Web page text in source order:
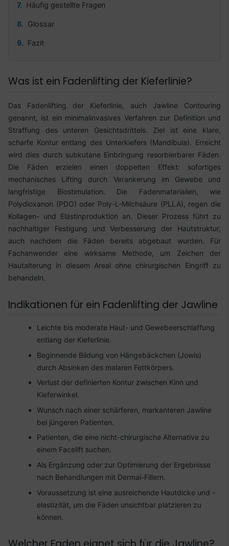
Häufig gestellte Fragen
Glossar
Fazit
Was ist ein Fadenlifting der Kieferlinie?
Das Fadenlifting der Kieferlinie, auch Jawline Contouring
genannt, ist ein minimalinvasives Verfahren zur Definition und
Straffung des unteren Gesichtsdrittels. Ziel ist eine klare,
scharfe Kontur entlang des Unterkiefers (Mandibula). Erreicht
wird dies durch subkutane Einbringung resorbierbarer Fäden.
Die Fäden erzielen einen doppelten Effekt: sofortiges
mechanisches Lifting durch Verankerung im Gewebe und
langfristige Biostimulation. Die Fadenmaterialien, wie
Polydioxanon (PDO) oder Poly-L-Milchsäure (PLLA), regen die
Kollagen- und Elastinproduktion an. Dieser Prozess führt zu
nachhaltiger Festigung und Verbesserung der Hautstruktur,
auch nachdem die Fäden bereits abgebaut wurden. Für
Fachanwender eine wirksame Methode, um Zeichen der
Hautalterung in diesem Areal ohne chirurgischen Eingriff zu
behandeln.
Indikationen für ein Fadenlifting der Jawline
Leichte bis moderate Haut- und Gewebeerschlaffung
entlang der Kieferlinie.
Beginnende Bildung von Hängebäckchen (Jowls)
durch Absinken des malaren Fettkörpers.
Verlust der definierten Kontur zwischen Kinn und
Kieferwinkel.
Wunsch nach einer schärferen, markanteren Jawline
bei jüngeren Patienten.
Patienten, die eine nicht-chirurgische Alternative zu
einem Facelift suchen.
Als Ergänzung oder zur Optimierung der Ergebnisse
nach Behandlungen mit Dermal-Fillern.
Voraussetzung ist eine ausreichende Hautdicke und -
elastizität, um die Fäden unsichtbar platzieren zu
können.